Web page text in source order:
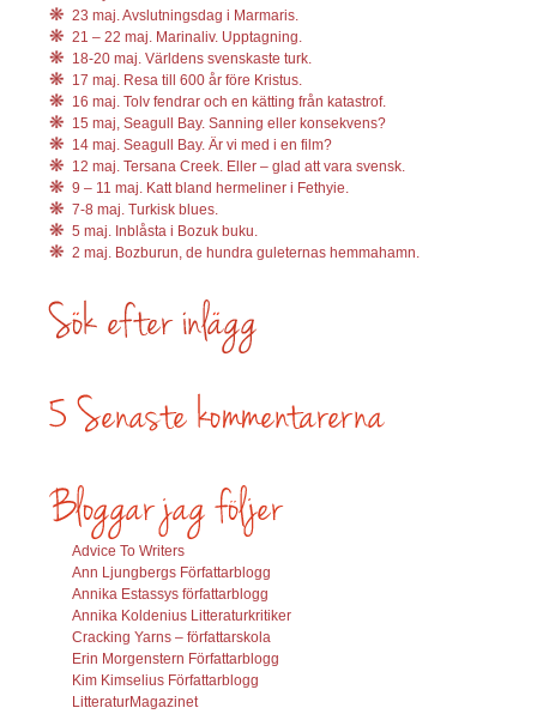
23 maj. Avslutningsdag i Marmaris.
21 – 22 maj. Marinaliv. Upptagning.
18-20 maj. Världens svenskaste turk.
17 maj. Resa till 600 år före Kristus.
16 maj. Tolv fendrar och en kätting från katastrof.
15 maj, Seagull Bay. Sanning eller konsekvens?
14 maj. Seagull Bay. Är vi med i en film?
12 maj. Tersana Creek. Eller – glad att vara svensk.
9 – 11 maj. Katt bland hermeliner i Fethyie.
7-8 maj. Turkisk blues.
5 maj. Inblåsta i Bozuk buku.
2 maj. Bozburun, de hundra guleternas hemmahamn.
Advice To Writers
Ann Ljungbergs Författarblogg
Annika Estassys författarblogg
Annika Koldenius Litteraturkritiker
Cracking Yarns – författarskola
Erin Morgenstern Författarblogg
Kim Kimselius Författarblogg
LitteraturMagazinet